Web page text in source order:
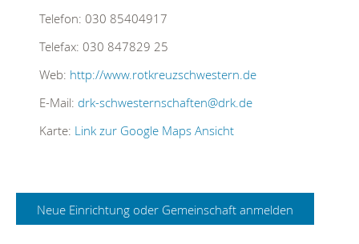
Telefon: 030 85404917
Telefax: 030 847829 25
Web: http://www.rotkreuzschwestern.de
E-Mail: drk-schwesternschaften@drk.de
Karte: Link zur Google Maps Ansicht
Neue Einrichtung oder Gemeinschaft anmelden